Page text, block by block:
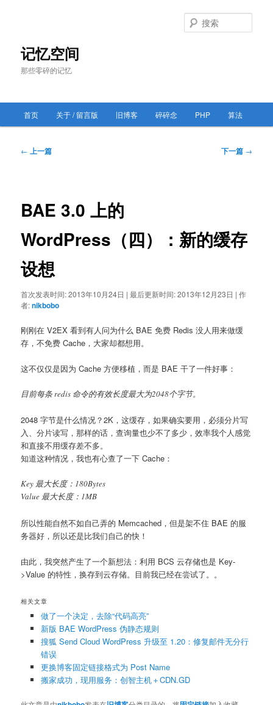
记忆空间
那些零碎的记忆
索
跳
容
区
域
首页 关于 / 留言版 旧博客 碎碎念 PHP 算法
文
← 上一篇 下一篇 →
BAE 3.0 上的
WordPress（四）：新的缓存
设想
首次发表时间:2013年10月24日 |最后更新时间:2013年12月23日 |作
者:nikbobo
刚刚在 V2EX 看到有人问为什么 BAE 免费 Redis 没人用来做缓
存，不免费 Cache，大家却都想用。
这不仅仅是因为 Cache 方便移植，而是 BAE 干了一件好事：
目前每条 redis 命令的有效长度最大为2048个字节。
2048 字节是什么情况？2K，这缓存，如果确实要用，必须分片写
入、分片读写，那样的话，查询量也少不了多少，效率我个人感觉
和直接不用缓存差不多。
知道这种情况，我也有心查了一下 Cache：
Key 最大长度：180Bytes
Value 最大长度：1MB
所以性能自然不如自己弄的 Memcached，但是架不住 BAE 的服
务器好，所以还是比我们自己的快！
由此，我突然产生了一个新想法：利用 BCS 云存储也是 Key-
>Value 的特性，换存到云存储。目前我已经在尝试了。。
相关文章
做了一个决定，去除“代码高亮”
新版 BAE WordPress 伪静态规则
搜狐 Send Cloud WordPress 升级至 1.20：修复邮件无分行
错误
更换博客固定链接格式为 Post Name
搬家成功，现用服务：创智主机＋CDN.GD